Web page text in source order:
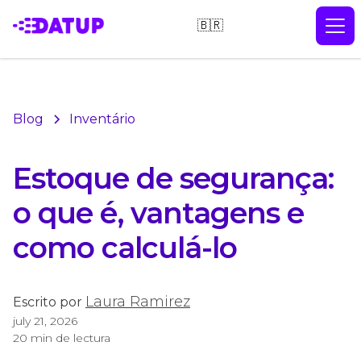
🇧🇷
Blog Inventário
Estoque de segurança:
o que é, vantagens e
como calculá-lo
Escrito por Laura Ramirez
july 21, 2026
20 min de lectura